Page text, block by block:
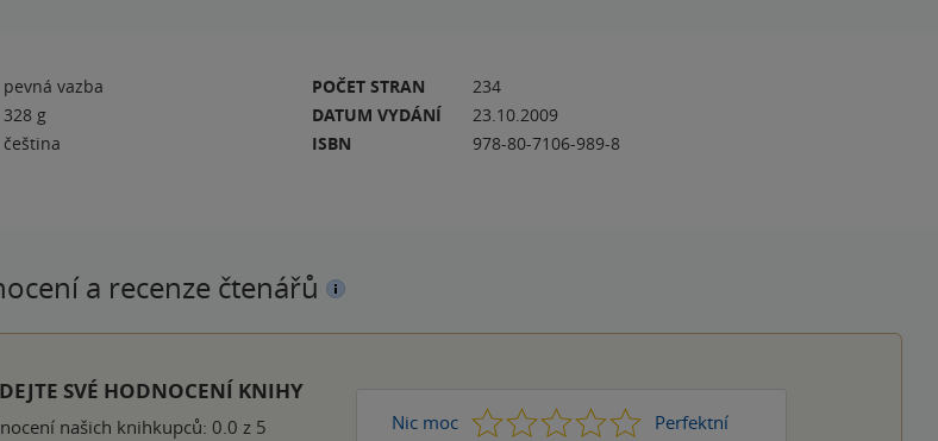
pevná vazba
328 g
čeština
POČET STRAN
234
DATUM VYDÁNÍ
23.10.2009
ISBN
978-80-7106-989-8
a recenze čtenářů
SVÉ HODNOCENÍ KNIHY
našich knihkupců: 0.0 z 5 Nic moc 1 2 3 4 Perfektní
5